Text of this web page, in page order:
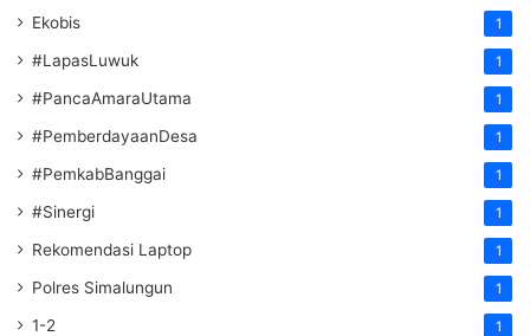
Ekobis 1
#LapasLuwuk 1
#PancaAmaraUtama 1
#PemberdayaanDesa 1
#PemkabBanggai 1
#Sinergi 1
Rekomendasi Laptop 1
Polres Simalungun 1
1-2 1